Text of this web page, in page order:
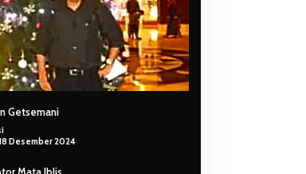
Getsemani
Desember 2024